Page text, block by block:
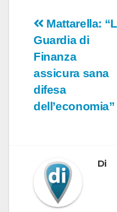
articoli
Mattarella:
Guardia di
Finanza
assicura sana
difesa
dell’economia”
Di